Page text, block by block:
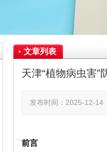
文章列表
天津“植物病虫害
发布时间：2025-12-
前言